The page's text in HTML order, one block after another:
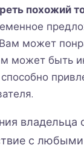
похожий
может
может быть
владельца
с